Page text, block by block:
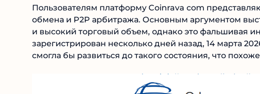
Пользователям платформу Coinrava com
обмена и P2P арбитража. Основным аргументом
и высокий торговый объем, однако это
зарегистрирован несколько дней назад, 14 марта
смогла бы развиться до такого состояния, что